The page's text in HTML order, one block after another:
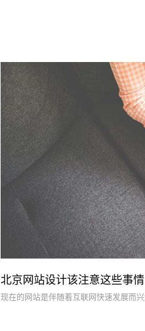
北京网站设计该注意这些事情